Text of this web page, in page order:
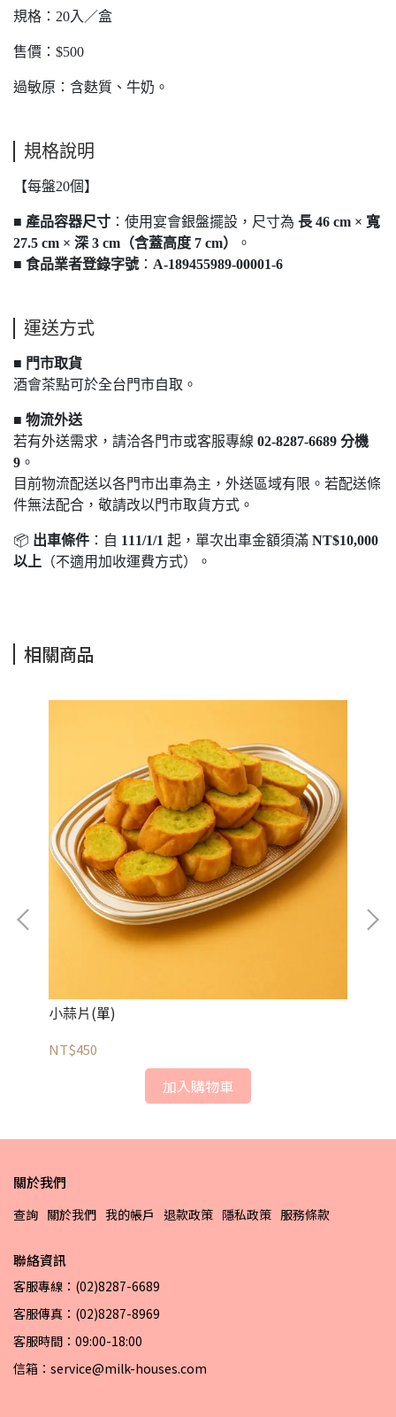
規格：20入／盒
售價：$500
過敏原：含麩質、牛奶。
規格說明
【每盤20個】
■ 產品容器尺寸 ：使用宴會銀盤擺設，尺寸為 長 46 cm × 寬
27.5 cm × 深 3 cm（含蓋高度 7 cm）
。
■ 食品業者登錄字號 ： A-189455989-00001-6
運送方式
■ 門市取貨
酒會茶點可於全台門市自取。
■ 物流外送
若有外送需求，請洽各門市或客服專線 02-8287-6689 分機
9 。
目前物流配送以各門市出車為主，外送區域有限。若配送條
件無法配合，敬請改以門市取貨方式。
📦 出車條件 ：自 111/1/1 起，單次出車金額須滿 NT$10,000
以上 （不適用加收運費方式）。
相關商品
小蒜片(單)
NT$450
加入購物車
關於我們
查詢 關於我們 我的帳戶 退款政策 隱私政策 服務條款
聯絡資訊
客服專線：(02)8287-6689
客服傳真：(02)8287-8969
客服時間：09:00-18:00
信箱：service@milk-houses.com